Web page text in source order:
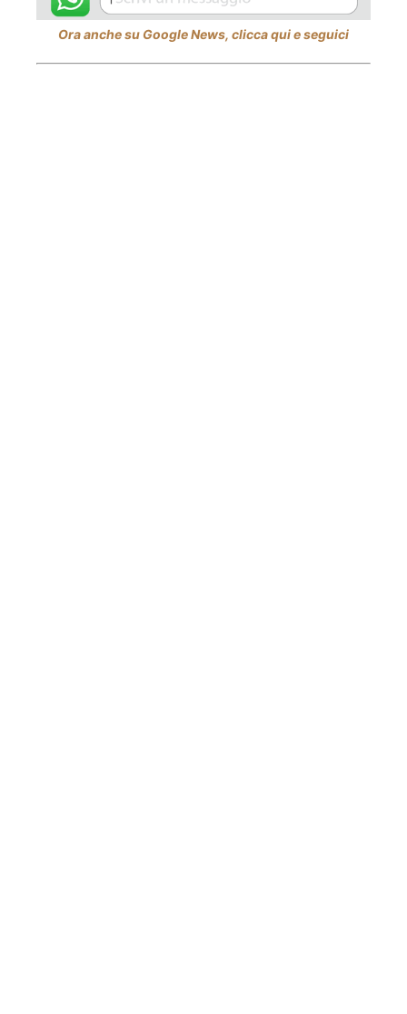
Ora anche su Google News, clicca qui e seguici